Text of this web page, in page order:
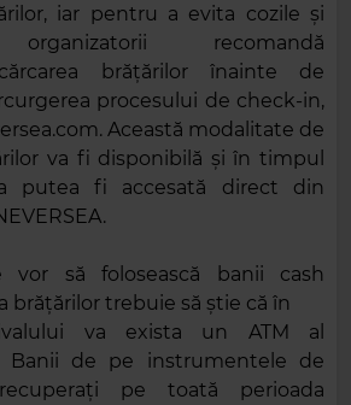
iar pentru a evita cozile și
organizatorii recomandă
brățărilor înainte de
procesului de check-in,
Această modalitate de
va fi disponibilă și în timpul
putea fi accesată direct din
vor să folosească banii cash
brățărilor trebuie să știe că în
va exista un ATM al
Banii de pe instrumentele de
pe toată perioada